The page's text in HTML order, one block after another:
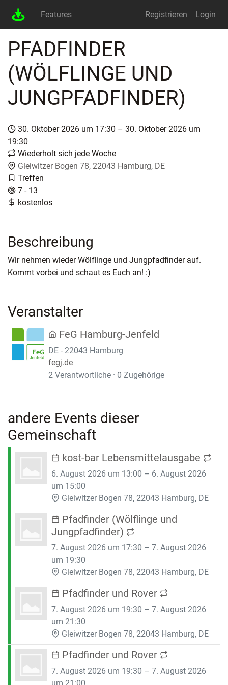
Features Registrieren Login
PFADFINDER
(WÖLFLINGE UND
JUNGPFADFINDER)
30. Oktober 2026 um 17:30 – 30. Oktober 2026 um
19:30
Wiederholt sich jede Woche
Gleiwitzer Bogen 78, 22043 Hamburg, DE
Treffen
7 - 13
kostenlos
Beschreibung
Wir nehmen wieder Wölflinge und Jungpfadfinder auf.
Kommt vorbei und schaut es Euch an! :)
Veranstalter
FeG Hamburg-Jenfeld
DE - 22043 Hamburg
fegj.de
2 Verantwortliche · 0 Zugehörige
andere Events dieser
Gemeinschaft
kost-bar Lebensmittelausgabe
6. August 2026 um 13:00 – 6. August 2026
um 15:00
Gleiwitzer Bogen 78, 22043 Hamburg, DE
Pfadfinder (Wölflinge und
Jungpfadfinder)
7. August 2026 um 17:30 – 7. August 2026
um 19:30
Gleiwitzer Bogen 78, 22043 Hamburg, DE
Pfadfinder und Rover
7. August 2026 um 19:30 – 7. August 2026
um 21:30
Gleiwitzer Bogen 78, 22043 Hamburg, DE
Pfadfinder und Rover
7. August 2026 um 19:30 – 7. August 2026